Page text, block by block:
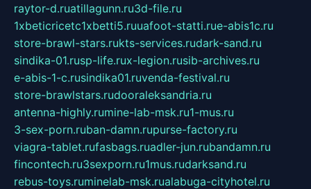
raytor-d.ruatillagunn.ru3d-file.ru
1xbeticricetc1xbetti5.ruuafoot-statti.rue-abis1c.ru
store-brawl-stars.rukts-services.rudark-sand.ru
sindika-01.rusp-life.rux-legion.rusib-archives.ru
e-abis-1-c.rusindika01.ruvenda-festival.ru
store-brawlstars.rudooraleksandria.ru
antenna-highly.rumine-lab-msk.ru1-mus.ru
3-sex-porn.ruban-damn.rupurse-factory.ru
viagra-tablet.rufasbags.ruadler-jun.rubandamn.ru
fincontech.ru3sexporn.ru1mus.rudarksand.ru
rebus-toys.ruminelab-msk.rualabuga-cityhotel.ru